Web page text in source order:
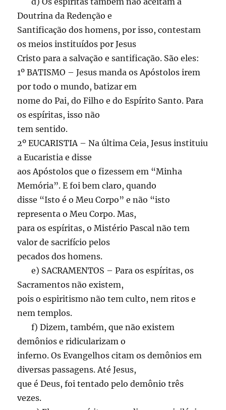
Doutrina da Redenção e
Santificação dos homens, por isso, contestam
os meios instituídos por Jesus
Cristo para a salvação e santificação. São eles:
1º BATISMO – Jesus manda os Apóstolos irem
por todo o mundo, batizar em
nome do Pai, do Filho e do Espírito Santo. Para
os espíritas, isso não
tem sentido.
2º EUCARISTIA – Na última Ceia, Jesus instituiu
a Eucaristia e disse
aos Apóstolos que o fizessem em “Minha
Memória”. E foi bem claro, quando
disse “Isto é o Meu Corpo” e não “isto
representa o Meu Corpo. Mas,
para os espíritas, o Mistério Pascal não tem
valor de sacrifício pelos
pecados dos homens.
e) SACRAMENTOS – Para os espíritas, os
Sacramentos não existem,
pois o espiritismo não tem culto, nem ritos e
nem templos.
f) Dizem, também, que não existem
demônios e ridicularizam o
inferno. Os Evangelhos citam os demônios em
diversas passagens. Até Jesus,
que é Deus, foi tentado pelo demônio três
vezes.